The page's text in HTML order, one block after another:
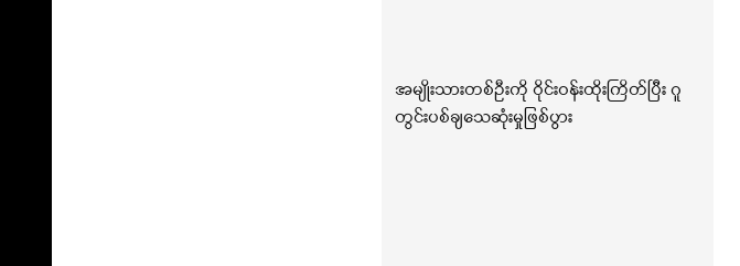
အမျိုးသားတစ်ဦးကို ဝိုင်းဝန်းထိုးကြိတ်ပြီး ဂူ
တွင်းပစ်ချသေဆုံးမှုဖြစ်ပွား